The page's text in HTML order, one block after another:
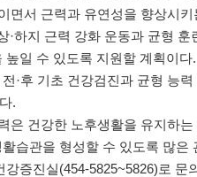
면서 근력과 유연성을 향상시
·하지 근력 강화 운동과 균형 훈
높일 수 있도록 지원할 계획이다.
·후 기초 건강검진과 균형 능
.
은 건강한 노후생활을 유지하
습관을 형성할 수 있도록 많은
강증진실(454-5825~5826)로 문